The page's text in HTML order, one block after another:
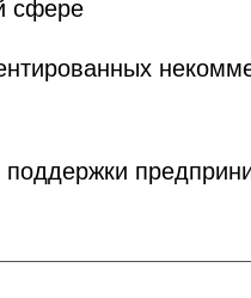
сфере
поддержки